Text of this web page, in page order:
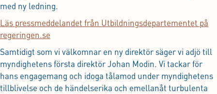
med ny ledning.
Läs pressmeddelandet från Utbildningsdepartementet på
regeringen.se
Samtidigt som vi välkomnar en ny direktör säger vi adjö till
myndighetens första direktör Johan Modin. Vi tackar för
hans engagemang och idoga tålamod under myndighetens
tillblivelse och de händelserika och emellanåt turbulenta